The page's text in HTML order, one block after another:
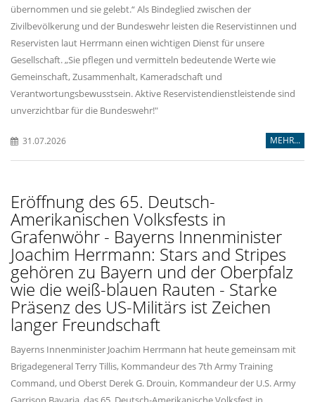
übernommen und sie gelebt.“ Als Bindeglied zwischen der
Zivilbevölkerung und der Bundeswehr leisten die Reservistinnen und
Reservisten laut Herrmann einen wichtigen Dienst für unsere
Gesellschaft. „Sie pflegen und vermitteln bedeutende Werte wie
Gemeinschaft, Zusammenhalt, Kameradschaft und
Verantwortungsbewusstsein. Aktive Reservistendienstleistende sind
unverzichtbar für die Bundeswehr!"
31.07.2026 MEHR...
Eröffnung des 65. Deutsch-
Amerikanischen Volksfests in
Grafenwöhr - Bayerns Innenminister
Joachim Herrmann: Stars and Stripes
gehören zu Bayern und der Oberpfalz
wie die weiß-blauen Rauten - Starke
Präsenz des US-Militärs ist Zeichen
langer Freundschaft
Bayerns Innenminister Joachim Herrmann hat heute gemeinsam mit
Brigadegeneral Terry Tillis, Kommandeur des 7th Army Training
Command, und Oberst Derek G. Drouin, Kommandeur der U.S. Army